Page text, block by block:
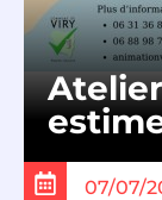
07/07/